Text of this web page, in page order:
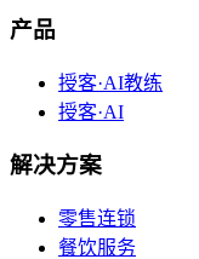
产品
授客·AI教练
授客·AI
解决方案
零售连锁
餐饮服务